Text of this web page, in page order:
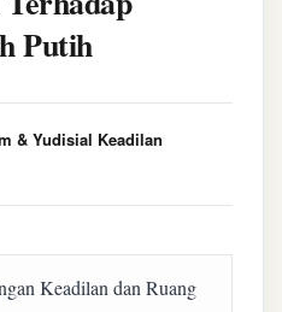
Putih
& Yudisial Keadilan